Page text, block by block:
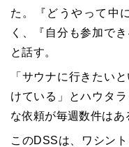
た。『どうやって中
く、『自分も参加で
と話す。
「サウナに行きたい
けている」とハウタ
な依頼が毎週数件はあ
このDSSは、ワシン